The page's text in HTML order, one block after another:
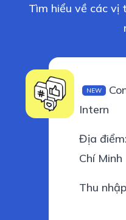
Tìm hiểu về các vị
NEW
Intern
Địa điểm:
Chí Minh
Thu